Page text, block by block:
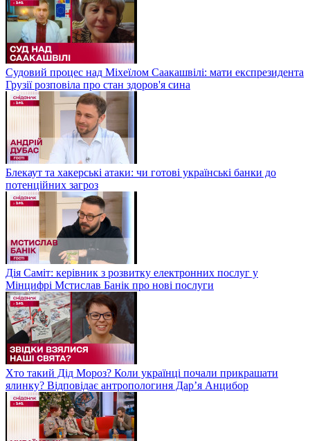
Судовий процес над Міхеїлом Саакашвілі: мати експрезидента
Грузії розповіла про стан здоров'я сина
Блекаут та хакерські атаки: чи готові українські банки до
потенційних загроз
Дія Саміт: керівник з розвитку електронних послуг у
Мінцифрі Мстислав Банік про нові послуги
Хто такий Дід Мороз? Коли українці почали прикрашати
ялинку? Відповідає антропологиня Дарʼя Анцибор